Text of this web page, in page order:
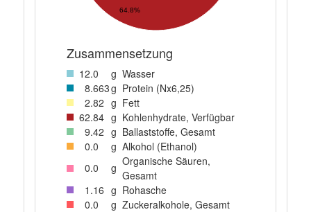
64.8%
Zusammensetzung
12.0 g Wasser
8.663g Protein (Nx6,25)
2.82 g Fett
62.84 g Kohlenhydrate, Verfügbar
9.42 g Ballaststoffe, Gesamt
0.0 g Alkohol (Ethanol)
0.0 g Organische Säuren,
Gesamt
1 .16 g Rohasche
0.0 g Zuckeralkohole, Gesamt